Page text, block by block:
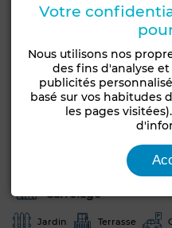
- Chauffage central
Caractéristiques
Type de bien
Maison
Carrelage
Jardin Terrasse
Votre
Nous utilisons nos
des fins d'analyse
publicités
basé sur vos habitudes
les pages visitées).